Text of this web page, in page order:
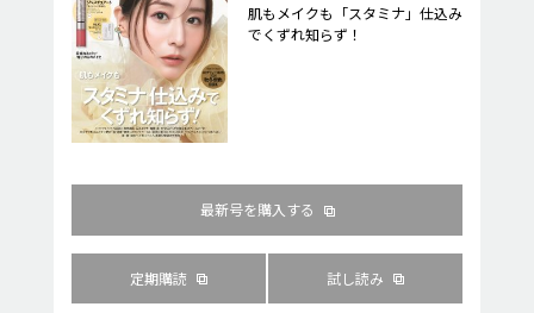
肌もメイクも「スタミナ」仕込み
でくずれ知らず！
最新号を購入する
定期購読 試し読み